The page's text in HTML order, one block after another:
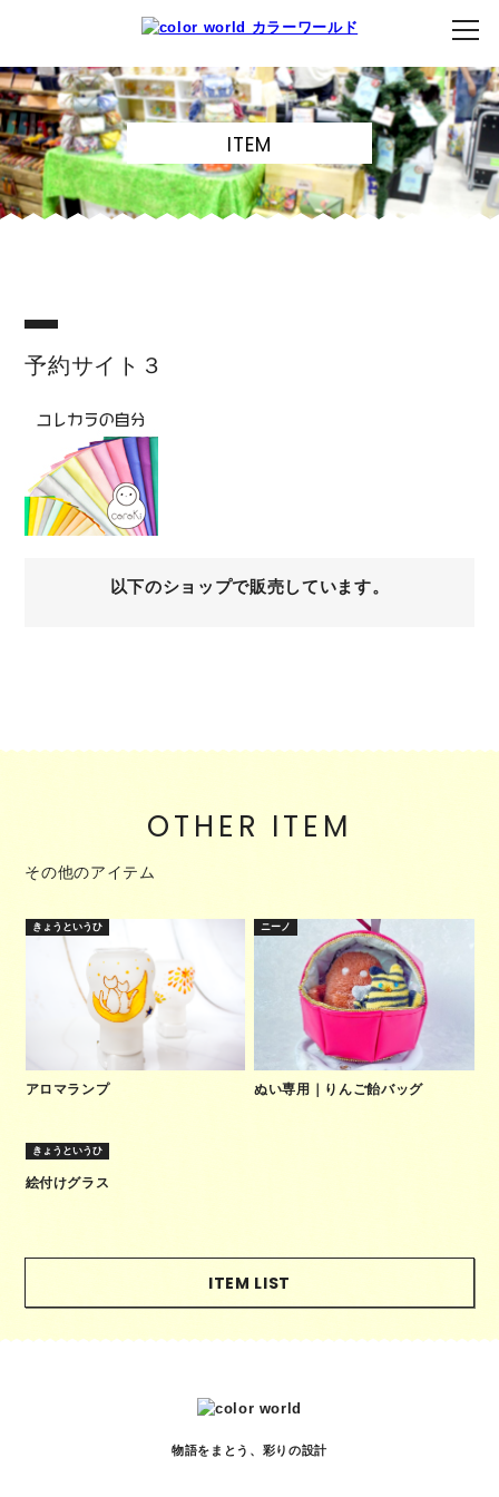
ITEM
予約サイト３
以下のショップで販売しています。
OTHER ITEM
その他のアイテム
きょうというひ
アロマランプ
ニーノ
ぬい専用｜りんご飴バッグ
きょうというひ
絵付けグラス
ITEM LIST
物語をまとう、彩りの設計